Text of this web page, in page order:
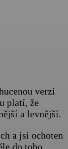
verzi
platí, že
a levnější.
a jsi ochoten
do toho.